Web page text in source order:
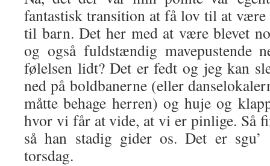
fantastisk transition at få lov til at
til barn. Det her med at være blevet
og også fuldstændig mavepustende
følelsen lidt? Det er fedt og jeg kan
ned på boldbanerne (eller
måtte behage herren) og huje og
hvor vi får at vide, at vi er pinlige. Så
så han stadig gider os. Det er
torsdag.